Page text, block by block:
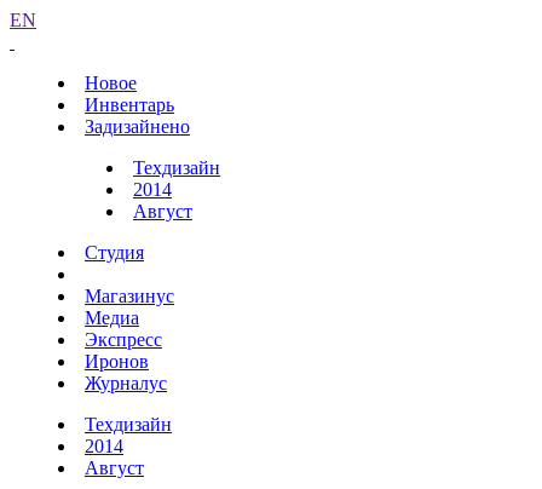
EN
Новое
Инвентарь
Задизайнено
Техдизайн
2014
Август
Студия
Магазинус
Медиа
Экспресс
Иронов
Журналус
Техдизайн
2014
Август